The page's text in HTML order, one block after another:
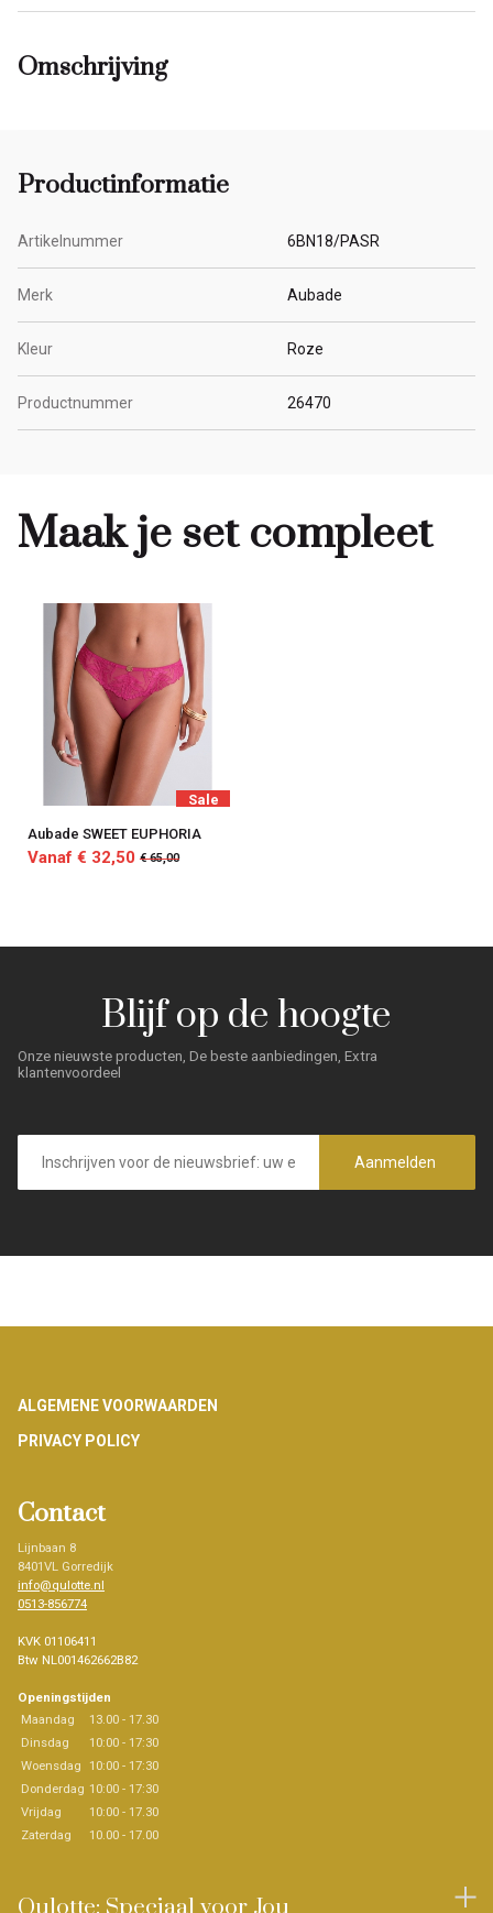
Omschrijving
Productinformatie
Artikelnummer 6BN18/PASR
Merk Aubade
Kleur Roze
Productnummer 26470
Maak je set compleet
Sale
Aubade SWEET EUPHORIA
Vanaf € 32,50 € 65,00
Blijf op de hoogte
Onze nieuwste producten, De beste aanbiedingen, Extra
klantenvoordeel
mailadres
Aanmelden
Footer
ALGEMENE VOORWAARDEN
PRIVACY POLICY
Contact
Lijnbaan 8
8401VL Gorredijk
info@qulotte.nl
0513-856774
KVK 01106411
Btw NL001462662B82
Openingstijden
Maandag
13.00 - 17.30
Dinsdag
10:00 - 17:30
Woensdag 10:00 - 17:30
Donderdag 10:00 - 17:30
Vrijdag
10:00 - 17.30
Zaterdag
10.00 - 17.00
Qulotte: Speciaal voor Jou